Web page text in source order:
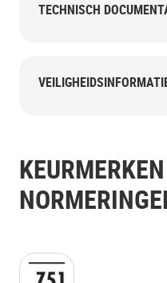
TECHNISCH
EN 751-3 GIF.gif